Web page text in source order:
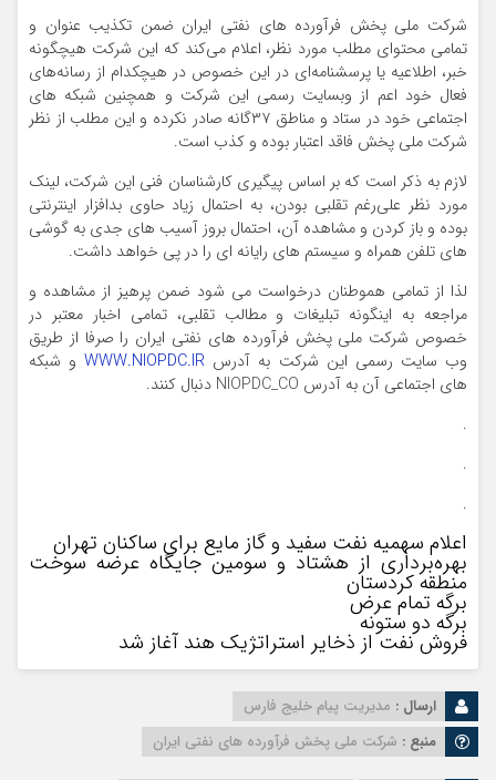
شرکت ملی پخش فرآورده های نفتی ایران ضمن تکذیب عنوان و
تمامی محتوای مطلب مورد نظر، اعلام می‌کند که این شرکت هیچگونه
خبر، اطلاعیه یا پرسشنامه‌ای در این خصوص در هیچکدام از رسانه‌های
فعال خود اعم از وبسایت رسمی این شرکت و همچنین شبکه های
اجتماعی خود در ستاد و مناطق ۳۷گانه صادر نکرده و این مطلب از نظر
شرکت ملی پخش فاقد اعتبار بوده و کذب است.
لازم به ذکر است که بر اساس پیگیری کارشناسان فنی این شرکت، لینک
مورد نظر علی‌رغم تقلبی بودن، به احتمال زیاد حاوی بدافزار اینترنتی
بوده و باز کردن و مشاهده آن، احتمال بروز آسیب های جدی به گوشی
های تلفن همراه و سیستم های رایانه ای را در پی خواهد داشت.
لذا از تمامی هموطنان درخواست می شود ضمن پرهیز از مشاهده و
مراجعه به اینگونه تبلیغات و مطالب تقلبی، تمامی اخبار معتبر در
خصوص شرکت ملی پخش فرآورده های نفتی ایران را صرفا از طریق
وب سایت رسمی این شرکت به آدرس WWW.NIOPDC.IRو شبکه
های اجتماعی آن به آدرس NIOPDC_CO دنبال کنند.
.
.
.
اعلام سهمیه نفت سفید و گاز مایع برای ساکنان تهران
بهره‌برداری از هشتاد و سومین جایگاه عرضه سوخت
منطقه کردستان
برگه تمام عرض
برگه دو ستونه
فروش نفت از ذخایر استراتژیک هند آغاز شد
ارسال : مدیریت پیام خلیج فارس
منبع : شرکت ملی پخش فرآورده های نفتی ایران